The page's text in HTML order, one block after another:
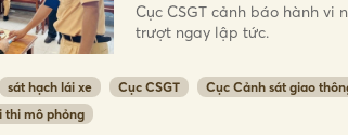
Cục CSGT cảnh báo hành vi
trượt ngay lập tức.
sát hạch lái xe Cục CSGT Cục Cảnh sát giao
thi mô phỏng